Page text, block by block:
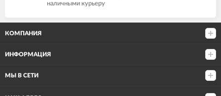
наличными курьеру
КОМПАНИЯ
ИНФОРМАЦИЯ
МЫ В СЕТИ